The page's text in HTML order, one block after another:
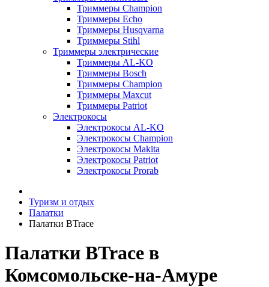
Триммеры Champion
Триммеры Echo
Триммеры Husqvarna
Триммеры Stihl
Триммеры электрические
Триммеры AL-KO
Триммеры Bosch
Триммеры Champion
Триммеры Maxcut
Триммеры Patriot
Электрокосы
Электрокосы AL-KO
Электрокосы Champion
Электрокосы Makita
Электрокосы Patriot
Электрокосы Prorab
Туризм и отдых
Палатки
Палатки BTrace
Палатки BTrace в
Комсомольске-на-Амуре